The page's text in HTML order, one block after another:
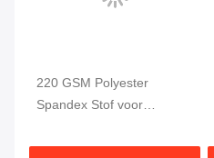
220 GSM Polyester
Spandex Stof voor
Sportkleding